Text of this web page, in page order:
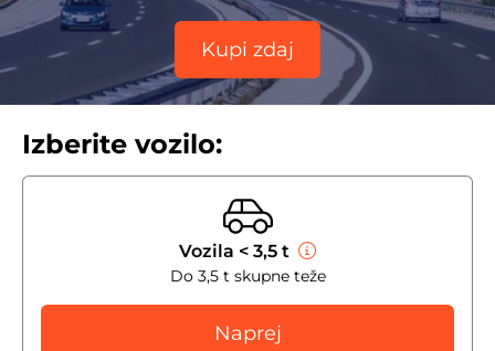
Kupi zdaj
Izberite vozilo:
Vozila < 3,5 t
Do 3,5 t skupne teže
Naprej